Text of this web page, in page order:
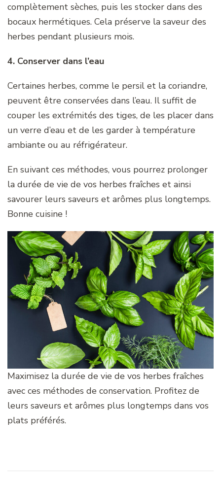
complètement sèches, puis les stocker dans des
bocaux hermétiques. Cela préserve la saveur des
herbes pendant plusieurs mois.
4. Conserver dans l’eau
Certaines herbes, comme le persil et la coriandre,
peuvent être conservées dans l’eau. Il suffit de
couper les extrémités des tiges, de les placer dans
un verre d’eau et de les garder à température
ambiante ou au réfrigérateur.
En suivant ces méthodes, vous pourrez prolonger
la durée de vie de vos herbes fraîches et ainsi
savourer leurs saveurs et arômes plus longtemps.
Bonne cuisine !
Maximisez la durée de vie de vos herbes fraîches
avec ces méthodes de conservation. Profitez de
leurs saveurs et arômes plus longtemps dans vos
plats préférés.